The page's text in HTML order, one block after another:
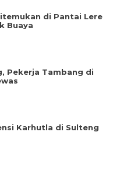
di Pantai Lere
Buaya
Pekerja Tambang di
Karhutla di Sulteng